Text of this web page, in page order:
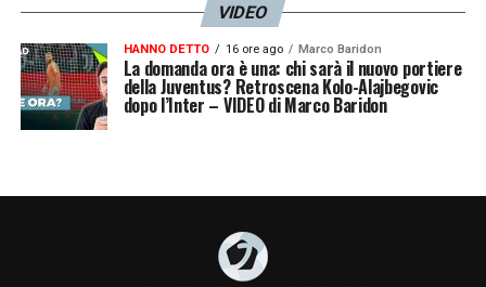
VIDEO
HANNO DETTO 16 ore ago Marco Baridon
La domanda ora è una: chi sarà il nuovo portiere
della Juventus? Retroscena Kolo-Alajbegovic
dopo l’Inter – VIDEO di Marco Baridon